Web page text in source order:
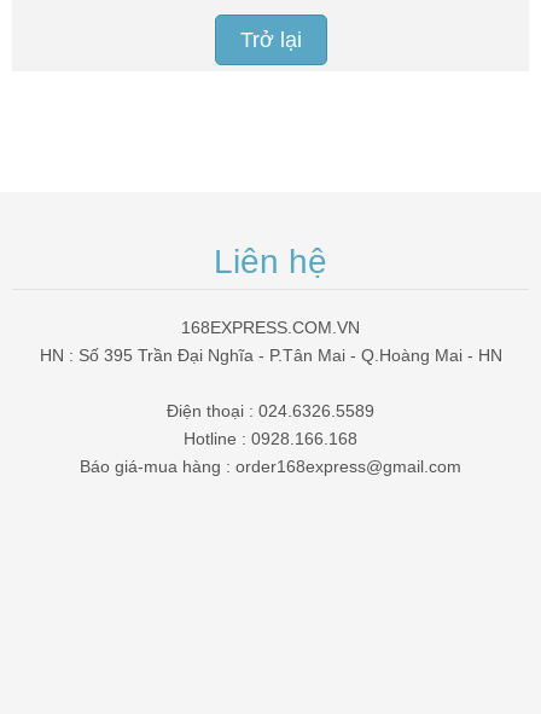
Trở lại
Liên hệ
168EXPRESS.COM.VN
HN : Số 395 Trần Đại Nghĩa - P.Tân Mai - Q.Hoàng Mai - HN
Điện thoại : 024.6326.5589
Hotline : 0928.166.168
Báo giá-mua hàng : order168express@gmail.com